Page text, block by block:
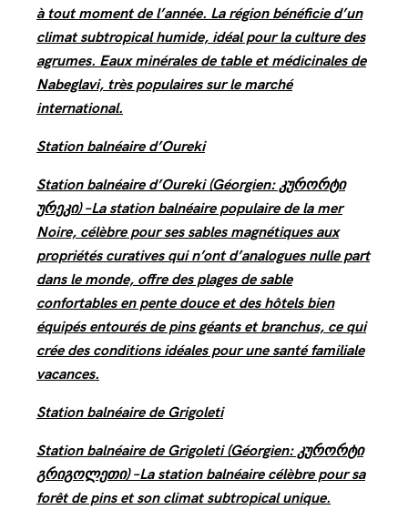
à tout moment de l’année. La région bénéficie d’un
climat subtropical humide, idéal pour la culture des
agrumes. Eaux minérales de table et médicinales de
Nabeglavi, très populaires sur le marché
international.
Station balnéaire d’Oureki
Station balnéaire d’Oureki (Géorgien: კურორტი
ურეკი) –La station balnéaire populaire de la mer
Noire, célèbre pour ses sables magnétiques aux
propriétés curatives qui n’ont d’analogues nulle part
dans le monde, offre des plages de sable
confortables en pente douce et des hôtels bien
équipés entourés de pins géants et branchus, ce qui
crée des conditions idéales pour une santé familiale
vacances.
Station balnéaire de Grigoleti
Station balnéaire de Grigoleti (Géorgien: კურორტი
გრიგოლეთი) –La station balnéaire célèbre pour sa
forêt de pins et son climat subtropical unique.